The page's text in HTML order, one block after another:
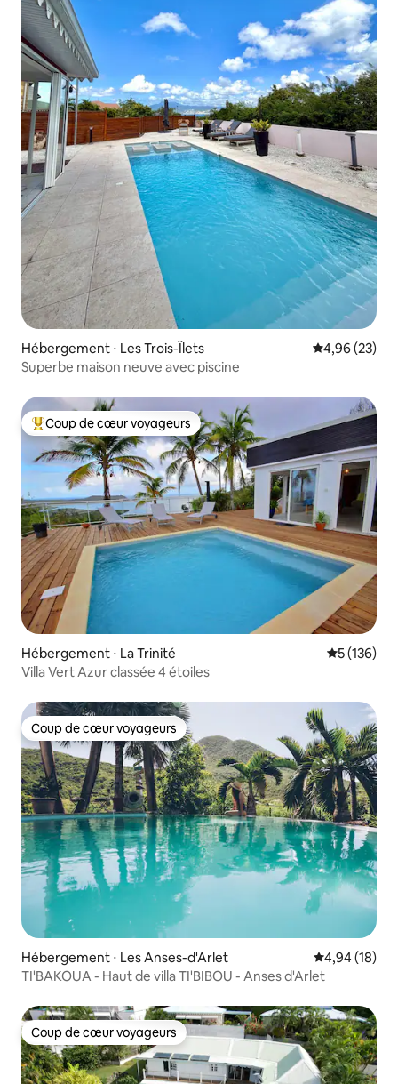
Hébergement ⋅ Les Trois-Îlets Évaluation
4,96 (23)
Superbe maison neuve avec piscine
Coups de cœur voyageurs les plus appréciés
Coup de cœur voyageurs
Hébergement ⋅ La Trinité Évaluation
5 (136)
Villa Vert Azur classée 4 étoiles
Coup de cœur voyageurs
Coup de cœur voyageurs
Hébergement ⋅ Les Anses-d'Arlet Évaluation
4,94 (18)
TI'BAKOUA - Haut de villa TI'BIBOU - Anses d'Arlet
Coup de cœur voyageurs
Coup de cœur voyageurs